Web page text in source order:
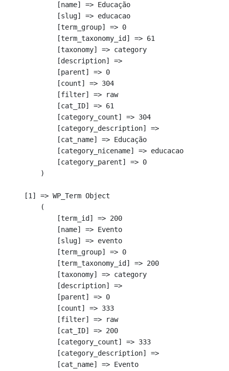
            [name] => Educação
            [slug] => educacao
            [term_group] => 0
            [term_taxonomy_id] => 61
            [taxonomy] => category
            [description] =>
            [parent] => 0
            [count] => 304
            [filter] => raw
            [cat_ID] => 61
            [category_count] => 304
            [category_description] =>
            [cat_name] => Educação
            [category_nicename] => educacao
            [category_parent] => 0
        )
    [1] => WP_Term Object
        (
            [term_id] => 200
            [name] => Evento
            [slug] => evento
            [term_group] => 0
            [term_taxonomy_id] => 200
            [taxonomy] => category
            [description] =>
            [parent] => 0
            [count] => 333
            [filter] => raw
            [cat_ID] => 200
            [category_count] => 333
            [category_description] =>
            [cat_name] => Evento